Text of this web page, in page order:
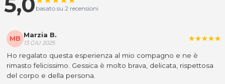
basato su 2 recensioni
MB Marzia B.
13 GIU 2025
starstarstarstarstar
Ho regalato questa esperienza al mio compagno e ne è
rimasto felicissimo. Gessica è molto brava, delicata, rispettosa
del corpo e della persona.